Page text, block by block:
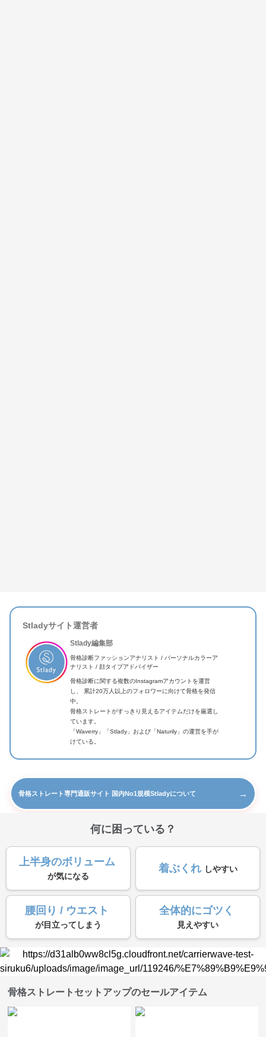
Stladyサイト運営者
Stlady編集部
骨格診断ファッションアナリスト / パーソナルカラーア
ナリスト / 顔タイプアドバイザー
骨格診断に関する複数のInstagramアカウントを運営
し、 累計20万人以上のフォロワーに向けて骨格を発信
中。
骨格ストレートがすっきり見えるアイテムだけを厳選し
ています。
「Waverry」「Stlady」および「Naturily」の運営を手が
けている。
骨格ストレート専門通販サイト 国内No1規模Stladyについて →
何に困っている？
上半身のボリューム
が気になる
着ぶくれ しやすい
腰回り / ウエスト
が目立ってしまう
全体的にゴツく
見えやすい
骨格ストレートセットアップのセールアイテム